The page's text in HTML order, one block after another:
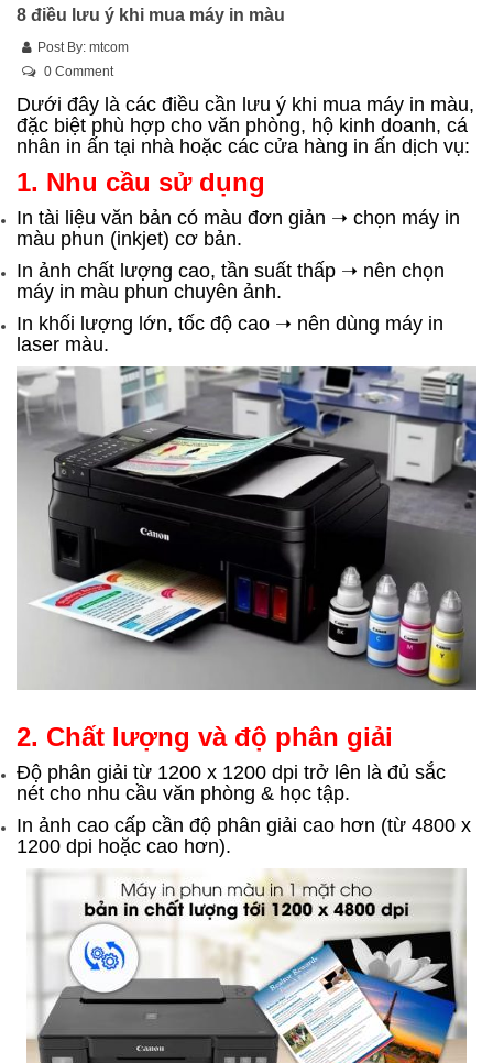
8 điều lưu ý khi mua máy in màu
Post By: mtcom
0 Comment
Dưới đây là các điều cần lưu ý khi mua máy in màu,
đặc biệt phù hợp cho văn phòng, hộ kinh doanh, cá
nhân in ấn tại nhà hoặc các cửa hàng in ấn dịch vụ:
1. Nhu cầu sử dụng
In tài liệu văn bản có màu đơn giản ➝ chọn máy in
màu phun (inkjet) cơ bản.
In ảnh chất lượng cao, tần suất thấp ➝ nên chọn
máy in màu phun chuyên ảnh.
In khối lượng lớn, tốc độ cao ➝ nên dùng máy in
laser màu.
2. Chất lượng và độ phân giải
Độ phân giải từ 1200 x 1200 dpi trở lên là đủ sắc
nét cho nhu cầu văn phòng & học tập.
In ảnh cao cấp cần độ phân giải cao hơn (từ 4800 x
1200 dpi hoặc cao hơn).